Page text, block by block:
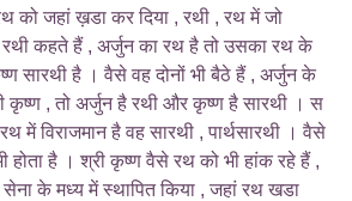
को जहां ख़डा कर दिया , रथी , रथ में जो
रथी कहते हैं , अर्जुन का रथ है तो उसका रथ के
सारथी है । वैसे वह दोनों भी बैठे हैं , अर्जुन के
कृष्ण , तो अर्जुन है रथी और कृष्ण है सारथी । स
में विराजमान है वह सारथी , पार्थसारथी । वैसे
होता है । श्री कृष्ण वैसे रथ को भी हांक रहे हैं ,
के मध्य में स्थापित किया , जहां रथ खडा